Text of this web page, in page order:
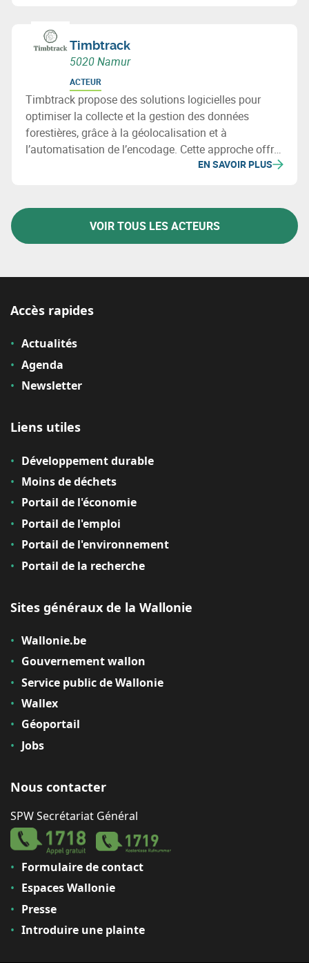
Timbtrack
5020 Namur
ACTEUR
Timbtrack propose des solutions logicielles pour
optimiser la collecte et la gestion des données
forestières, grâce à la géolocalisation et à
l’automatisation de l’encodage. Cette approche offre
une vue d’ensemble des actifs forestiers et facilite la
EN SAVOIR PLUS
VOIR TOUS LES ACTEURS
Accès rapides
Actualités
Agenda
Newsletter
Liens utiles
Développement durable
Moins de déchets
Portail de l'économie
Portail de l'emploi
Portail de l'environnement
Portail de la recherche
Sites généraux de la Wallonie
Wallonie.be
Gouvernement wallon
Service public de Wallonie
Wallex
Géoportail
Jobs
Nous contacter
SPW Secrétariat Général
Formulaire de contact
Espaces Wallonie
Presse
Introduire une plainte